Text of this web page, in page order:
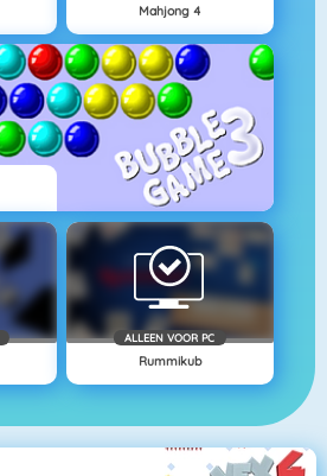
Mahjong 4
ALLEEN VOOR PC
Rummikub